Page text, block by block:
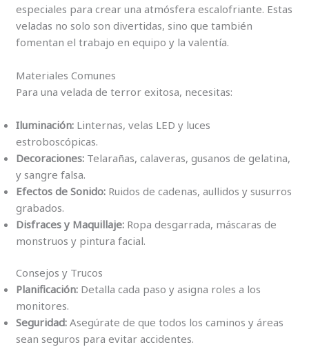
especiales para crear una atmósfera escalofriante. Estas
veladas no solo son divertidas, sino que también
fomentan el trabajo en equipo y la valentía.
Materiales Comunes
Para una velada de terror exitosa, necesitas:
Iluminación: Linternas, velas LED y luces
estroboscópicas.
Decoraciones: Telarañas, calaveras, gusanos de gelatina,
y sangre falsa.
Efectos de Sonido: Ruidos de cadenas, aullidos y susurros
grabados.
Disfraces y Maquillaje: Ropa desgarrada, máscaras de
monstruos y pintura facial.
Consejos y Trucos
Planificación: Detalla cada paso y asigna roles a los
monitores.
Seguridad: Asegúrate de que todos los caminos y áreas
sean seguros para evitar accidentes.